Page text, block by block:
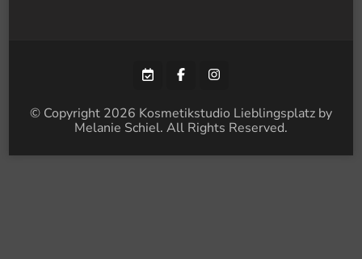
© Copyright 2026 Kosmetikstudio Lieblingsplatz by
Melanie Schiel. All Rights Reserved.